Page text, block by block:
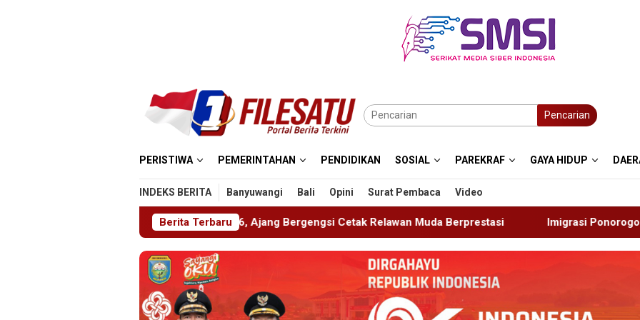
Pencarian
PERISTIWA PEMERINTAHAN PENDIDIKAN SOSIAL PAREKRAF GAYA HIDUP
INDEKS BERITA Banyuwangi Bali Opini Surat Pembaca Video
Berita Terbaru
ABHINAYA 2026, Ajang Bergengsi Cetak Relawan Muda Berprestasi Imigrasi Ponorogo Deportasi Satu WN